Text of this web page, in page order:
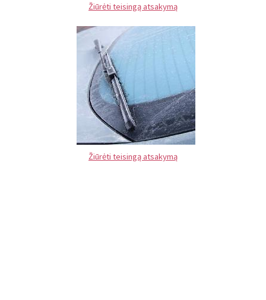
Žiūrėti teisingą atsakymą
Žiūrėti teisingą atsakymą